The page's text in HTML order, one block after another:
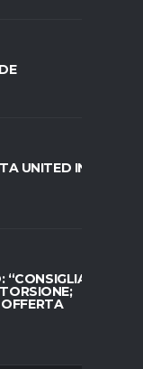
UNITED IN
“CONSIGLIATO